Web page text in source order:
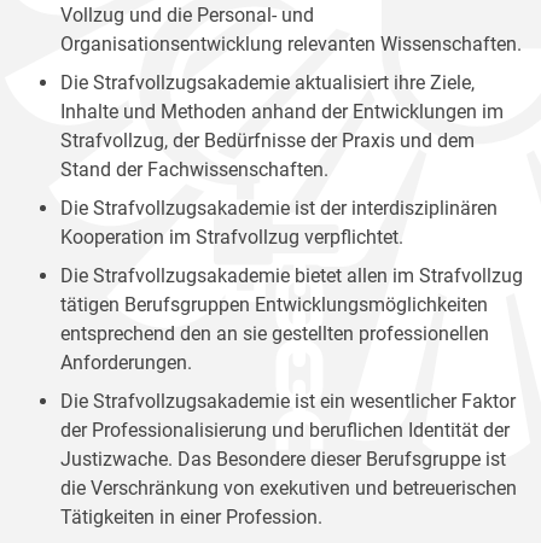
Vollzug und die Personal- und
Organisationsentwicklung relevanten Wissenschaften.
Die Strafvollzugsakademie aktualisiert ihre Ziele,
Inhalte und Methoden anhand der Entwicklungen im
Strafvollzug, der Bedürfnisse der Praxis und dem
Stand der Fachwissenschaften.
Die Strafvollzugsakademie ist der interdisziplinären
Kooperation im Strafvollzug verpflichtet.
Die Strafvollzugsakademie bietet allen im Strafvollzug
tätigen Berufsgruppen Entwicklungsmöglichkeiten
entsprechend den an sie gestellten professionellen
Anforderungen.
Die Strafvollzugsakademie ist ein wesentlicher Faktor
der Professionalisierung und beruflichen Identität der
Justizwache. Das Besondere dieser Berufsgruppe ist
die Verschränkung von exekutiven und betreuerischen
Tätigkeiten in einer Profession.